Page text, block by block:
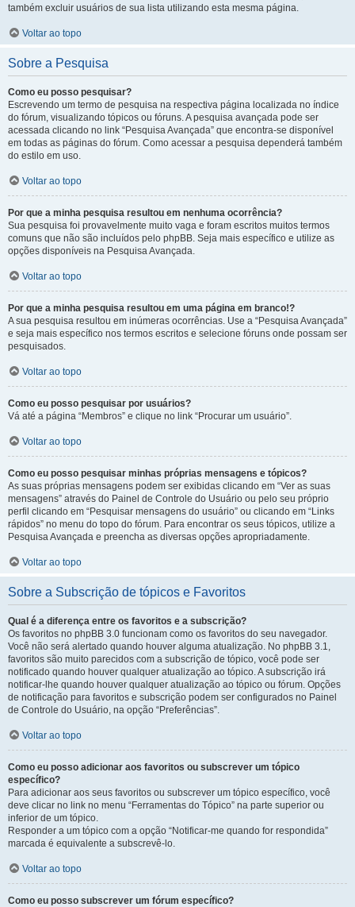
também excluir usuários de sua lista utilizando esta mesma página.
Voltar ao topo
Sobre a Pesquisa
Como eu posso pesquisar?
Escrevendo um termo de pesquisa na respectiva página localizada no índice
do fórum, visualizando tópicos ou fóruns. A pesquisa avançada pode ser
acessada clicando no link “Pesquisa Avançada” que encontra-se disponível
em todas as páginas do fórum. Como acessar a pesquisa dependerá também
do estilo em uso.
Voltar ao topo
Por que a minha pesquisa resultou em nenhuma ocorrência?
Sua pesquisa foi provavelmente muito vaga e foram escritos muitos termos
comuns que não são incluídos pelo phpBB. Seja mais específico e utilize as
opções disponíveis na Pesquisa Avançada.
Voltar ao topo
Por que a minha pesquisa resultou em uma página em branco!?
A sua pesquisa resultou em inúmeras ocorrências. Use a “Pesquisa Avançada”
e seja mais específico nos termos escritos e selecione fóruns onde possam ser
pesquisados.
Voltar ao topo
Como eu posso pesquisar por usuários?
Vá até a página “Membros” e clique no link “Procurar um usuário”.
Voltar ao topo
Como eu posso pesquisar minhas próprias mensagens e tópicos?
As suas próprias mensagens podem ser exibidas clicando em “Ver as suas
mensagens” através do Painel de Controle do Usuário ou pelo seu próprio
perfil clicando em “Pesquisar mensagens do usuário” ou clicando em “Links
rápidos” no menu do topo do fórum. Para encontrar os seus tópicos, utilize a
Pesquisa Avançada e preencha as diversas opções apropriadamente.
Voltar ao topo
Sobre a Subscrição de tópicos e Favoritos
Qual é a diferença entre os favoritos e a subscrição?
Os favoritos no phpBB 3.0 funcionam como os favoritos do seu navegador.
Você não será alertado quando houver alguma atualização. No phpBB 3.1,
favoritos são muito parecidos com a subscrição de tópico, você pode ser
notificado quando houver qualquer atualização ao tópico. A subscrição irá
notificar-lhe quando houver qualquer atualização ao tópico ou fórum. Opções
de notificação para favoritos e subscrição podem ser configurados no Painel
de Controle do Usuário, na opção “Preferências”.
Voltar ao topo
Como eu posso adicionar aos favoritos ou subscrever um tópico
específico?
Para adicionar aos seus favoritos ou subscrever um tópico específico, você
deve clicar no link no menu “Ferramentas do Tópico” na parte superior ou
inferior de um tópico.
Responder a um tópico com a opção “Notificar-me quando for respondida”
marcada é equivalente a subscrevê-lo.
Voltar ao topo
Como eu posso subscrever um fórum específico?